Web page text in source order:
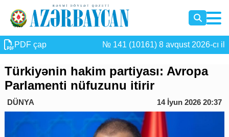
PDF çap № 141 (10161) 8 avqust 2026-cı il
Türkiyənin hakim partiyası: Avropa
Parlamenti nüfuzunu itirir
DÜNYA 14 İyun 2026 20:37